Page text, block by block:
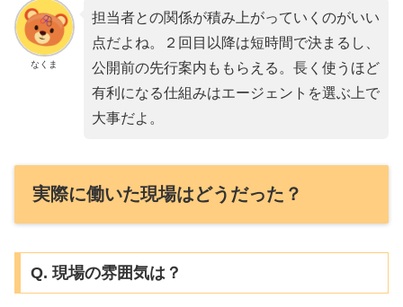
なくま
担当者との関係が積み上がっていくのがいい
点だよね。２回目以降は短時間で決まるし、
公開前の先行案内ももらえる。長く使うほど
有利になる仕組みはエージェントを選ぶ上で
大事だよ。
実際に働いた現場はどうだった？
Q. 現場の雰囲気は？